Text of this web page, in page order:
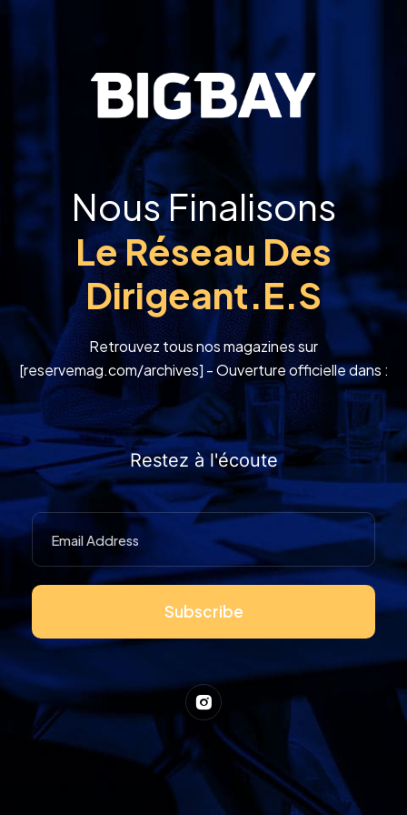
Nous Finalisons
Le Réseau Des
Dirigeant.e.s
Retrouvez tous nos magazines sur
[reservemag.com/archives] - Ouverture officielle dans :
Restez à l'écoute
Subscribe